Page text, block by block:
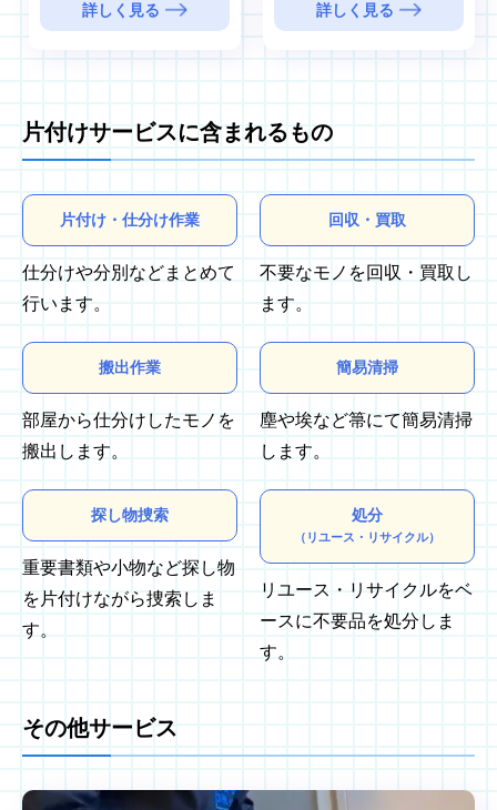
詳しく見る 詳しく見る
片付けサービスに含まれるもの
片付け・仕分け作業
仕分けや分別などまとめて
行います。
回収・買取
不要なモノを回収・買取し
ます。
搬出作業
部屋から仕分けしたモノを
搬出します。
簡易清掃
塵や埃など箒にて簡易清掃
します。
探し物捜索
重要書類や小物など探し物
を片付けながら捜索しま
す。
処分
（リユース・リサイクル）
リユース・リサイクルをベ
ースに不要品を処分しま
す。
その他サービス